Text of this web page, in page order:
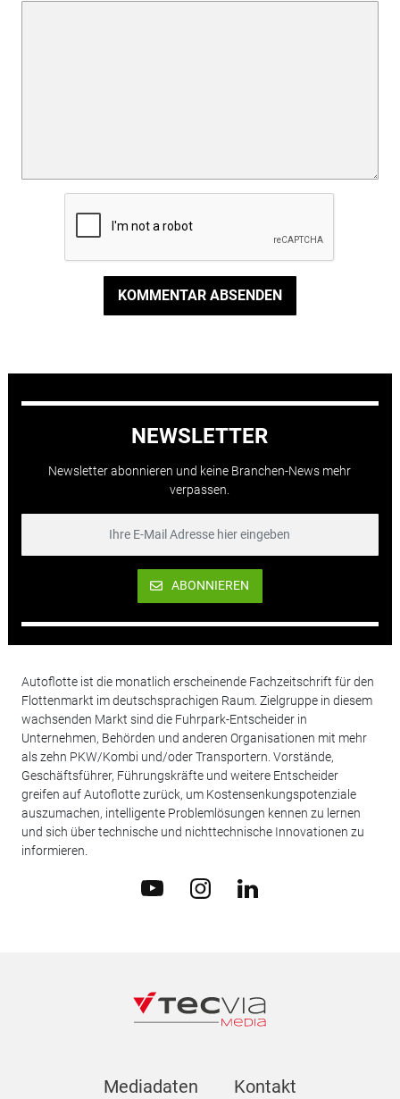
KOMMENTAR ABSENDEN
NEWSLETTER
Newsletter abonnieren und keine Branchen-News mehr
verpassen.
ABONNIEREN
Autoflotte ist die monatlich erscheinende Fachzeitschrift für den
Flottenmarkt im deutschsprachigen Raum. Zielgruppe in diesem
wachsenden Markt sind die Fuhrpark-Entscheider in
Unternehmen, Behörden und anderen Organisationen mit mehr
als zehn PKW/Kombi und/oder Transportern. Vorstände,
Geschäftsführer, Führungskräfte und weitere Entscheider
greifen auf Autoflotte zurück, um Kostensenkungspotenziale
auszumachen, intelligente Problemlösungen kennen zu lernen
und sich über technische und nichttechnische Innovationen zu
informieren.
Mediadaten Kontakt